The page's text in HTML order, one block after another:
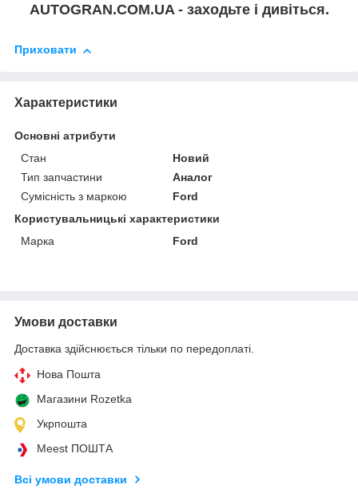
AUTOGRAN.COM.UA - заходьте і дивіться.
Приховати
Характеристики
Основні атрибути
Стан
Новий
Тип запчастини
Аналог
Сумісність з маркою
Ford
Користувальницькі характеристики
Марка
Ford
Умови доставки
Доставка здійснюється тільки по передоплаті.
Нова Пошта
Магазини Rozetka
Укрпошта
Meest ПОШТА
Всі умови доставки